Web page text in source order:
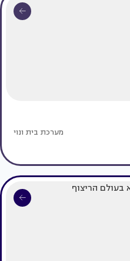
מערכת בית ונוי